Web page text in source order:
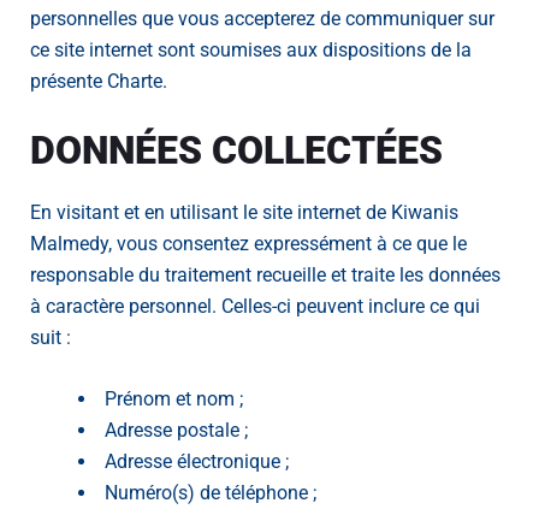
personnelles que vous accepterez de communiquer sur
ce site internet sont soumises aux dispositions de la
présente Charte.
DONNÉES COLLECTÉES
En visitant et en utilisant le site internet de Kiwanis
Malmedy, vous consentez expressément à ce que le
responsable du traitement recueille et traite les données
à caractère personnel. Celles-ci peuvent inclure ce qui
suit :
Prénom et nom ;
Adresse postale ;
Adresse électronique ;
Numéro(s) de téléphone ;